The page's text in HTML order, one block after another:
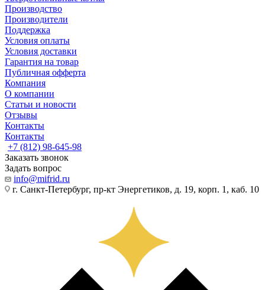
Производство
Производители
Поддержка
Условия оплаты
Условия доставки
Гарантия на товар
Публичная офферта
Компания
О компании
Статьи и новости
Отзывы
Контакты
Контакты
+7 (812) 98-645-98
Заказать звонок
Задать вопрос
info@mifrid.ru
г. Санкт-Петербург, пр-кт Энергетиков, д. 19, корп. 1, каб. 10